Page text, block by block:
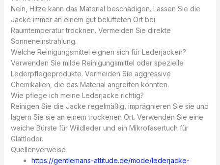
Nein, Hitze kann das Material beschädigen. Lassen Sie die
Jacke immer an einem gut belüfteten Ort bei
Raumtemperatur trocknen. Vermeiden Sie direkte
Sonneneinstrahlung.
Welche Reinigungsmittel eignen sich für Lederjacken?
Verwenden Sie milde Reinigungsmittel oder spezielle
Lederpflegeprodukte. Vermeiden Sie aggressive
Chemikalien, die das Material angreifen könnten.
Wie pflege ich meine Lederjacke richtig?
Reinigen Sie die Jacke regelmäßig, imprägnieren Sie sie und
lagern Sie sie an einem trockenen Ort. Verwenden Sie eine
weiche Bürste für Wildleder und ein Mikrofasertuch für
Glattleder.
Quellenverweise
https://gentlemans-attitude.de/mode/lederjacke-